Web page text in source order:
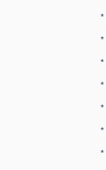
*
*
*
*
*
*
*